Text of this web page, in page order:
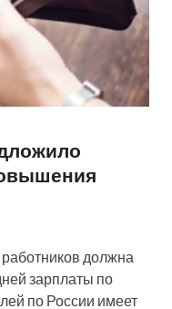
работников должна
зарплаты по
по России имеет